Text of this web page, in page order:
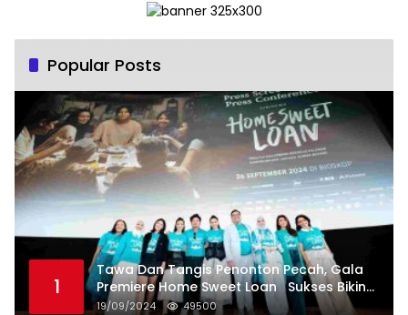
Popular Posts
1
Tawa Dan Tangis Penonton Pecah, Gala
Premiere Home Sweet Loan Sukses Bikin
Penonton Lihat Diri Sendiri di Layar
19/09/2024 49500